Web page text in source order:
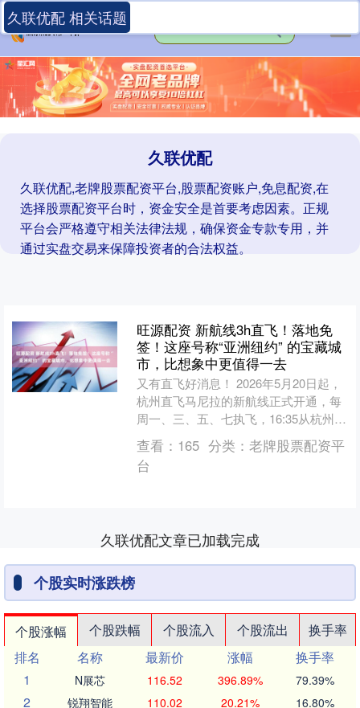
久联优配
久联优配,老牌股票配资平台,股票配资账户,免息配资,在
选择股票配资平台时，资金安全是首要考虑因素。正规
平台会严格遵守相关法律法规，确保资金专款专用，并
通过实盘交易来保障投资者的合法权益。
久联优配 相关话题
旺源配资 新航线3h直飞！落地免
签！这座号称“亚洲纽约” 的宝藏城
市，比想象中更值得一去
又有直飞好消息！ 2026年5月20日起，
杭州直飞马尼拉的新航线正式开通，每
周一、三、五、七执飞，16:35从杭州起
飞，19:45就能落地马尼拉，全程仅需3
小时....
查看： 165 分类： 老牌股票配资平
台
久联优配文章已加载完成
个股实时涨跌榜
个股涨幅 个股跌幅 个股流入 个股流出
换手率
排名
名称 最新价 涨幅
换手率
1
N展芯 116.52 396.89% 79.39%
2 锐翔智能 110.02 20.21% 16.80%